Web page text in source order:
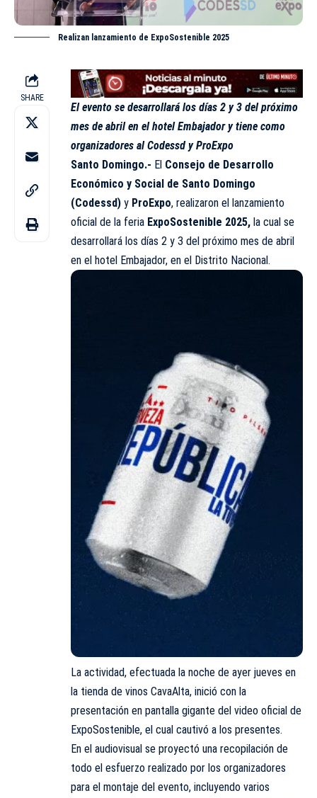
Realizan lanzamiento de ExpoSostenible 2025
SHARE
El evento se desarrollará los días 2 y 3 del próximo
mes de abril en el hotel Embajador y tiene como
organizadores al Codessd y ProExpo
Santo Domingo.- El Consejo de Desarrollo
Económico y Social de Santo Domingo
(Codessd) y ProExpo, realizaron el lanzamiento
oficial de la feria ExpoSostenible 2025, la cual se
desarrollará los días 2 y 3 del próximo mes de abril
en el hotel Embajador, en el Distrito Nacional.
La actividad, efectuada la noche de ayer jueves en
la tienda de vinos CavaAlta, inició con la
presentación en pantalla gigante del video oficial de
ExpoSostenible, el cual cautivó a los presentes.
En el audiovisual se proyectó una recopilación de
todo el esfuerzo realizado por los organizadores
para el montaje del evento, incluyendo varios